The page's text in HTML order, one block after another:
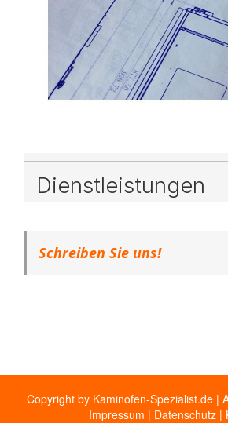
Dienstleistungen
Schreiben Sie uns!
Copyright by Kaminofen-Spezialist.de |
Impressum | Datenschutz |